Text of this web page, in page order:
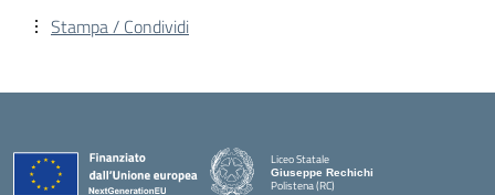
Stampa / Condividi
Liceo Statale
Giuseppe Rechichi
Polistena (RC)